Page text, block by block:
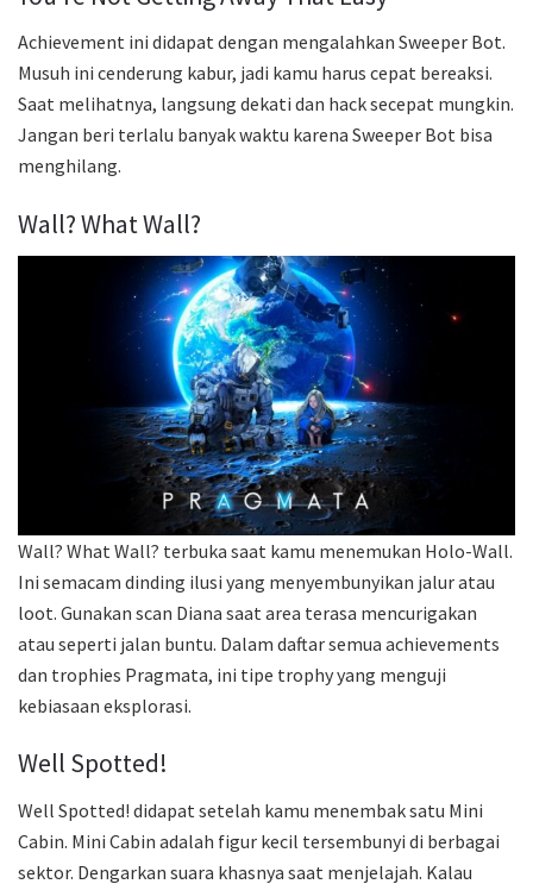
Achievement ini didapat dengan mengalahkan Sweeper Bot.
Musuh ini cenderung kabur, jadi kamu harus cepat bereaksi.
Saat melihatnya, langsung dekati dan hack secepat mungkin.
Jangan beri terlalu banyak waktu karena Sweeper Bot bisa
menghilang.
Wall? What Wall?
Wall? What Wall? terbuka saat kamu menemukan Holo-Wall.
Ini semacam dinding ilusi yang menyembunyikan jalur atau
loot. Gunakan scan Diana saat area terasa mencurigakan
atau seperti jalan buntu. Dalam daftar semua achievements
dan trophies Pragmata, ini tipe trophy yang menguji
kebiasaan eksplorasi.
Well Spotted!
Well Spotted! didapat setelah kamu menembak satu Mini
Cabin. Mini Cabin adalah figur kecil tersembunyi di berbagai
sektor. Dengarkan suara khasnya saat menjelajah. Kalau